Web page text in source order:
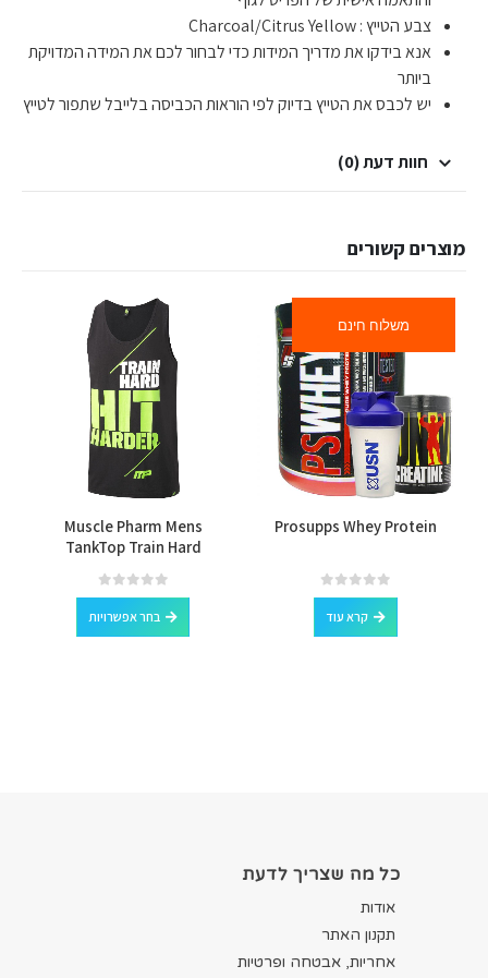
צבע הטייץ : Charcoal/Citrus Yellow
אנא בידקו את מדריך המידות כדי לבחור לכם את המידה המדויקת
ביותר
יש לכבס את הטייץ בדיוק לפי הוראות הכביסה בלייבל שתפור לטייץ
חוות דעת (0)
מוצרים קשורים
משלוח חינם
Prosupps Whey Protein
0
out of 5
קרא עוד
למוצר זה יש מספר סוגים. ניתן לבחור את האפשרויות בעמוד המוצר
Muscle Pharm Mens
TankTop Train Hard
0
out of 5
בחר אפשרויות
למוצר זה יש מספר סוגים. ניתן לבחור את האפשרויות בעמוד המוצר
כל מה שצריך לדעת
אודות
תקנון האתר
אחריות, אבטחה ופרטיות